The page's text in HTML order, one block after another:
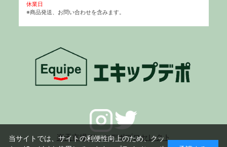
休業日
※商品発送、お問い合わせを含みます。
楽天市場デンキデポプロセレクト
当サイトでは、サイトの利便性向上のため、クッ